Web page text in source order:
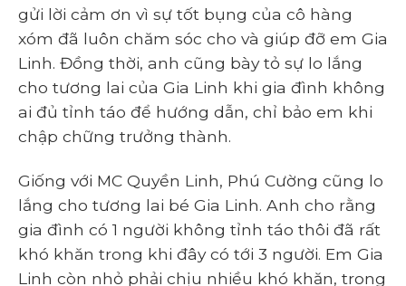
gửi lời cảm ơn vì sự tốt bụng của cô hàng
xóm đã luôn chăm sóc cho và giúp đỡ em Gia
Linh. Đồng thời, anh cũng bày tỏ sự lo lắng
cho tương lai của Gia Linh khi gia đình không
ai đủ tỉnh táo để hướng dẫn, chỉ bảo em khi
chập chững trưởng thành.
Giống với MC Quyền Linh, Phú Cường cũng lo
lắng cho tương lai bé Gia Linh. Anh cho rằng
gia đình có 1 người không tỉnh táo thôi đã rất
khó khăn trong khi đây có tới 3 người. Em Gia
Linh còn nhỏ phải chịu nhiều khó khăn, trong